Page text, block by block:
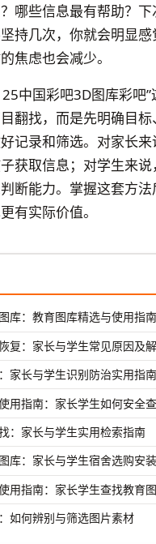
哪些信息最有帮助？
持几次，你就会明显
焦虑也会减少。
中国彩吧3D图库彩吧”
翻找，而是先明确目
记录和筛选。对家长
获取信息；对学生来
断能力。掌握这套方
有实际价值。
库：教育图库精选与使用指南
复：家长与学生常见原因及
家长与学生识别防治实用指南
用指南：家长学生如何安全
：家长与学生实用检索指南
库：家长与学生宿舍选购安
用指南：家长学生查找教育
如何辨别与筛选图片素材